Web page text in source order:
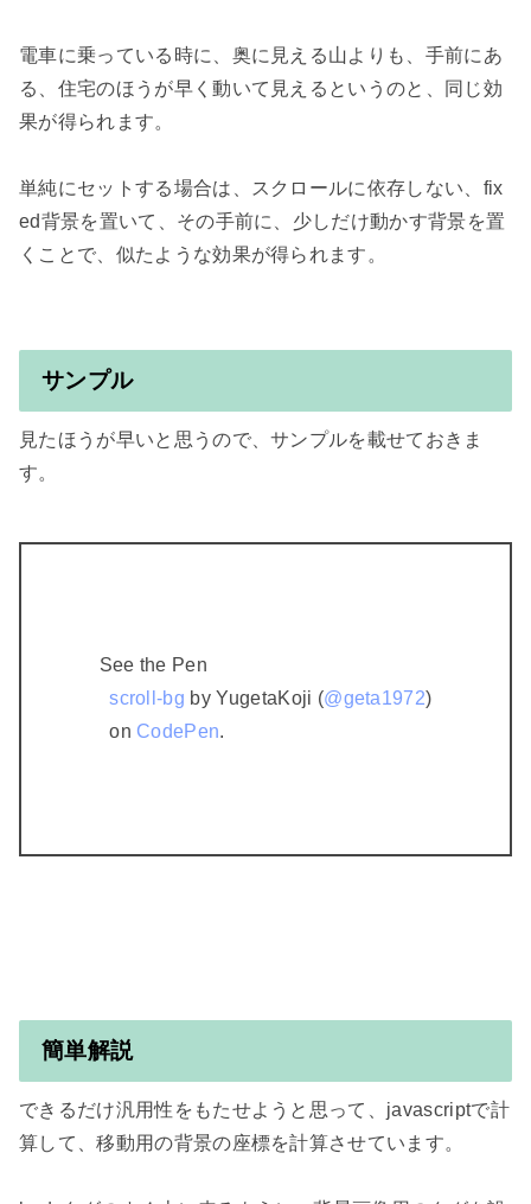
電車に乗っている時に、奥に見える山よりも、手前にあ
る、住宅のほうが早く動いて見えるというのと、同じ効
果が得られます。
単純にセットする場合は、スクロールに依存しない、fix
ed背景を置いて、その手前に、少しだけ動かす背景を置
くことで、似たような効果が得られます。
サンプル
見たほうが早いと思うので、サンプルを載せておきま
す。
See the Pen
  scroll-bg
by YugetaKoji (@geta1972)
  on
CodePen.
簡単解説
できるだけ汎用性をもたせようと思って、javascriptで計
算して、移動用の背景の座標を計算させています。